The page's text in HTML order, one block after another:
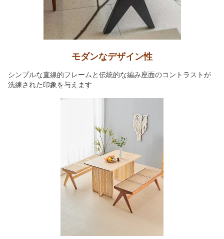
モダンなデザイン性
シンプルな直線的フレームと伝統的な編み座面のコントラストが
洗練された印象を与えます